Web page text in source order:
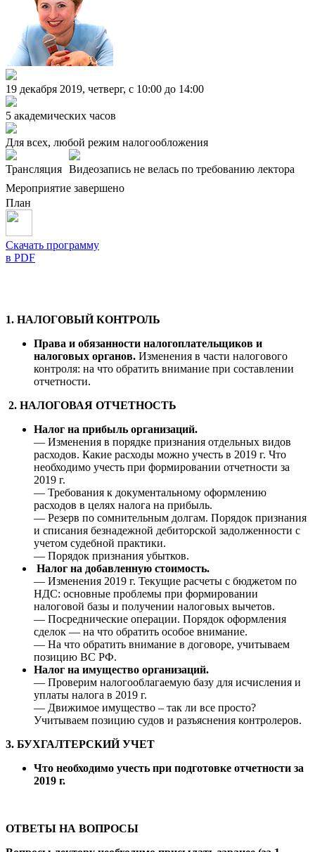
19 декабря 2019, четверг, c 10:00 до 14:00
5 академических часов
Для всех, любой режим налогообложения
Трансляция Видеозапись не велась по требованию лектора
Мероприятие завершено
План
Скачать программу
в PDF
1. НАЛОГОВЫЙ КОНТРОЛЬ
Права и обязанности налогоплательщиков и
налоговых органов. Изменения в части налогового
контроля: на что обратить внимание при составлении
отчетности.
2. НАЛОГОВАЯ ОТЧЕТНОСТЬ
Налог на прибыль организаций.
— Изменения в порядке признания отдельных видов
расходов. Какие расходы можно учесть в 2019 г. Что
необходимо учесть при формировании отчетности за
2019 г.
— Требования к документальному оформлению
расходов в целях налога на прибыль.
— Резерв по сомнительным долгам. Порядок признания
и списания безнадежной дебиторской задолженности с
учетом судебной практики.
— Порядок признания убытков.
Налог на добавленную стоимость.
— Изменения 2019 г. Текущие расчеты с бюджетом по
НДС: основные проблемы при формировании
налоговой базы и получении налоговых вычетов.
— Посреднические операции. Порядок оформления
сделок — на что обратить особое внимание.
— На что обратить внимание в договоре, учитываем
позицию ВС РФ.
Налог на имущество организаций.
— Проверим налогооблагаемую базу для исчисления и
уплаты налога в 2019 г.
— Движимое имущество – так ли все просто?
Учитываем позицию судов и разъяснения контролеров.
3. БУХГАЛТЕРСКИЙ УЧЕТ
Что необходимо учесть при подготовке отчетности за
2019 г.
ОТВЕТЫ НА ВОПРОСЫ